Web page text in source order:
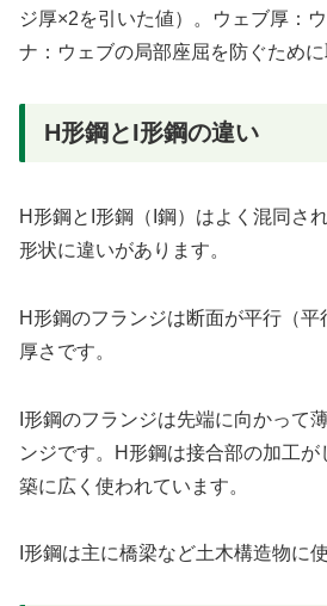
ジ厚×2を引いた値）。ウェブ厚：
ナ：ウェブの局部座屈を防ぐために
H形鋼とI形鋼の違い
H形鋼とI形鋼（I鋼）はよく混同さ
形状に違いがあります。
H形鋼のフランジは断面が平行（
厚さです。
I形鋼のフランジは先端に向かって
ンジです。H形鋼は接合部の加工
築に広く使われています。
I形鋼は主に橋梁など土木構造物に